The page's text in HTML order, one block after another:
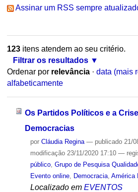
Assinar um RSS sempre
123itens atendem ao seu critério.
Filtrar os resultados
Ordenar por relevância · data (mais
alfabeticamente
Os Partidos Políticos e a
Democracias
por Cláudia Regina — publicado21/
modificação23/11/2020 17:10 —
público, Grupo de Pesquisa
Evento online, Democracia, América
Localizado em EVENTOS